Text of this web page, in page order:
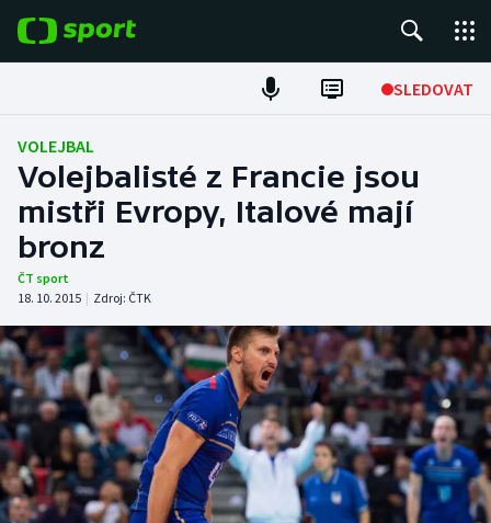
SLEDOVAT
ME v atletice
ME v plavání
Fotbal
Hokej
Tenis
DALŠÍ SPORTY
Americký fotbal
Atletika
NEPŘEHLÉDNĚTE
Soutěže
VOLEJBAL
Volejbalisté z Francie jsou
mistři Evropy, Italové mají
bronz
ČT sport
18. 10. 2015 | Zdroj: ČTK